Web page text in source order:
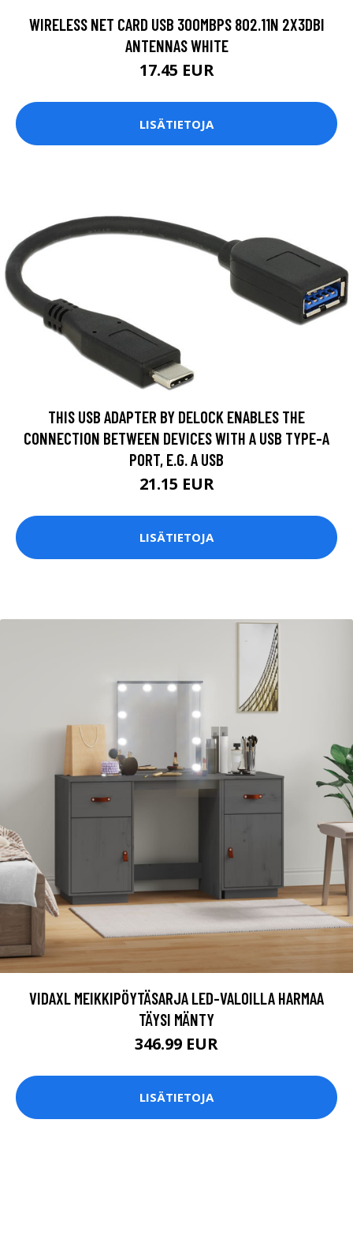
WIRELESS NET CARD USB 300MBPS 802.11N 2X3DBI
ANTENNAS WHITE
17.45 EUR
LISÄTIETOJA
THIS USB ADAPTER BY DELOCK ENABLES THE
CONNECTION BETWEEN DEVICES WITH A USB TYPE-A
PORT, E.G. A USB
21.15 EUR
LISÄTIETOJA
VIDAXL MEIKKIPÖYTÄSARJA LED-VALOILLA HARMAA
TÄYSI MÄNTY
346.99 EUR
LISÄTIETOJA